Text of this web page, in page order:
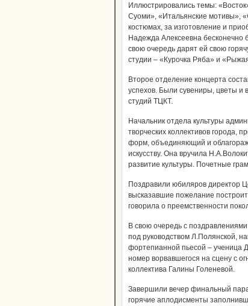
Иллюстрировались темы:
Суоми», «Итальянские мотивы»,
костюмах, за изготовление и
Надежда Алексеевна бесконечно
свою очередь дарят ей свою
студии – «Курочка Ряба» и
Второе отделение концерта
успехов. Были сувениры, цветы и
студий ТЦКТ.
Начальник отдела культуры
творческих коллективов города,
форм, объединяющий и
искусству. Она вручила
развитие культуры. Почетные
Поздравили юбиляров директор
высказавшие пожелание
говорила о преемственности
В свою очередь с
под руководством Л.Полянской,
фортепианной пьесой – ученица
номер ворвавшегося на сцену с
коллектива Галины Голеневой.
Завершили вечер финальный
горячие аплодисменты